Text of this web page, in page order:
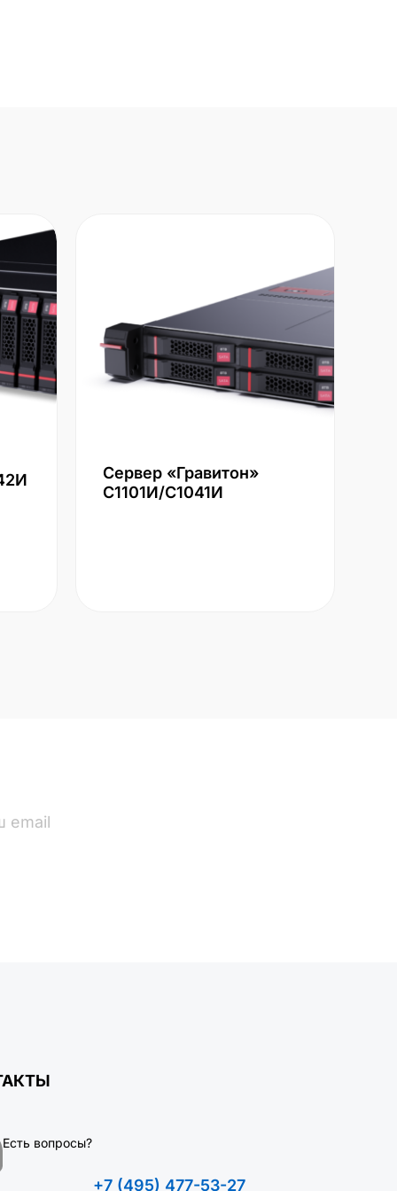
Сервер «Гравитон»
С1101И/С1041И
Есть вопросы?
+7 (495) 477-53-27